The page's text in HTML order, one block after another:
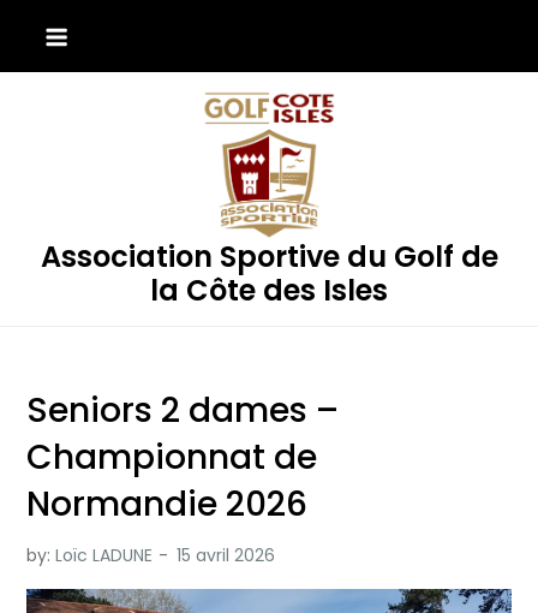
content
Association Sportive du Golf de
la Côte des Isles
Seniors 2 dames –
Championnat de
Normandie 2026
by:Loïc LADUNE